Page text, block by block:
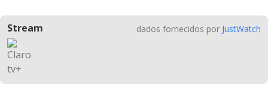
Stream dados fornecidos por JustWatch